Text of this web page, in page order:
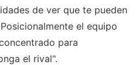
de ver que te pueden
el equipo
para
el rival".